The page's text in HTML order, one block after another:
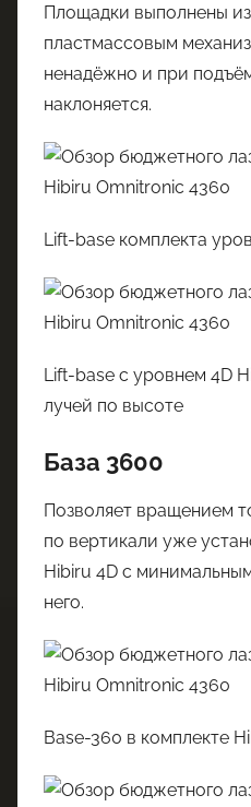
Площадки выполнены
пластмассовым
ненадёжно и при
наклоняется.
Lift-base комплекта
Lift-base с уровнем 4D
лучей по высоте
База 3600
Позволяет вращением
по вертикали уже
Hibiru 4D с
него.
Base-360 в комплекте